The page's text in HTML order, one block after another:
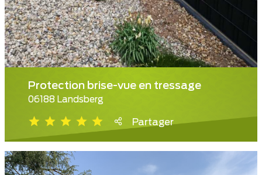
Protection brise-vue en tressage
06188 Landsberg
Partager